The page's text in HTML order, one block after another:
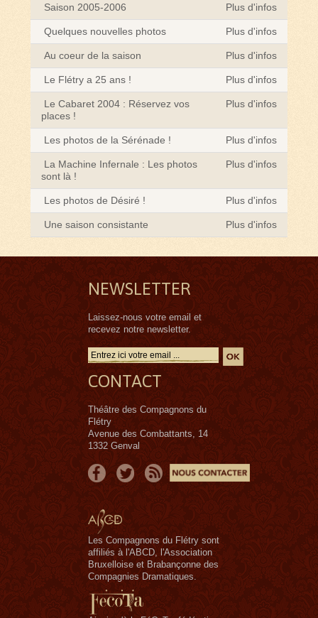
Saison 2005-2006 Plus d'infos
Quelques nouvelles photos Plus d'infos
Au coeur de la saison Plus d'infos
Le Flétry a 25 ans ! Plus d'infos
Le Cabaret 2004 : Réservez vos
places !
Plus d'infos
Les photos de la Sérénade ! Plus d'infos
La Machine Infernale : Les photos
sont là !
Plus d'infos
Les photos de Désiré ! Plus d'infos
Une saison consistante Plus d'infos
NEWSLETTER
Laissez-nous votre email et
recevez notre newsletter.
CONTACT
Théâtre des Compagnons du
Flétry
Avenue des Combattants, 14
1332 Genval
Les Compagnons du Flétry sont
affiliés à l'ABCD, l'Association
Bruxelloise et Brabançonne des
Compagnies Dramatiques.